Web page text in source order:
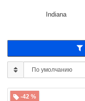
Indiana
-42 %